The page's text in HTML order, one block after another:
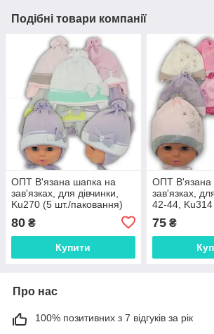
Подібні товари компанії
ОПТ В'язана шапка на
зав'язках, для дівчинки,
Ku270 (5 шт./паковання)
80 ₴
Купити
ОПТ В'язана
зав'язках,
42-44,
75₴
Про нас
100% позитивних з 7 відгуків за рік